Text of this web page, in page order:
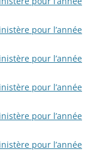
pour l’année
pour l’année
pour l’année
pour l’année
pour l’année